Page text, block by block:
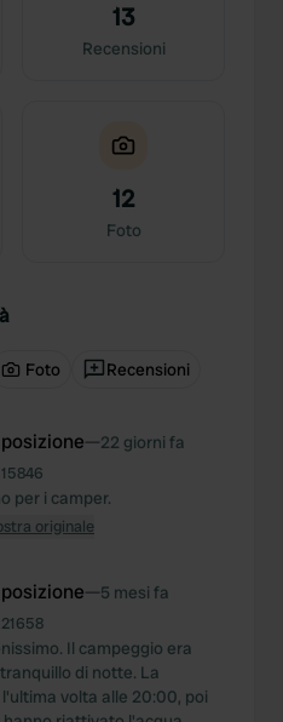
13
Recensioni
12
Foto
Foto Recensioni
—22 giorni fa
15846
per i camper.
originale
—5 mesi fa
21658
Il campeggio era
di notte. La
volta alle 20:00, poi